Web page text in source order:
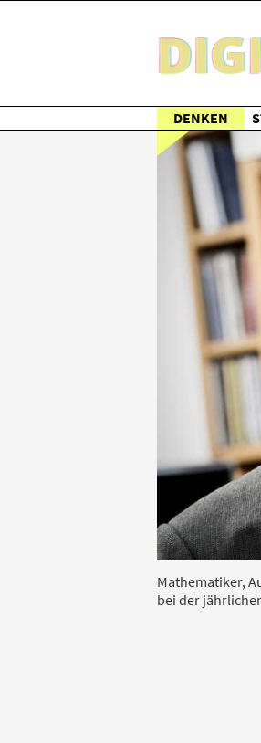
DENKEN
Mathematiker,
bei der